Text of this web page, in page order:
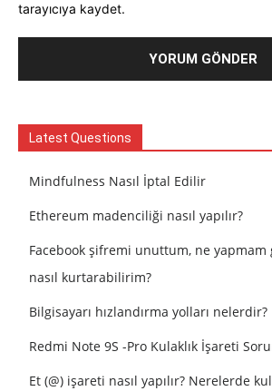
tarayıcıya kaydet.
Latest Questions
Mindfulness Nasıl İptal Edilir
Ethereum madenciliği nasıl yapılır?
Facebook şifremi unuttum, ne yapmam
nasıl kurtarabilirim?
Bilgisayarı hızlandırma yolları nelerdir?
Redmi Note 9S -Pro Kulaklık İşareti
Et (@) işareti nasıl yapılır? Nerelerde